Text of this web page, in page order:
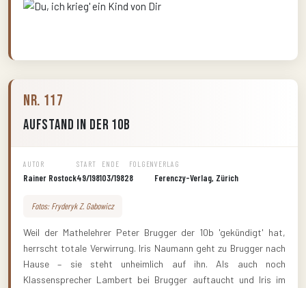
Nr. 117
Aufstand in der 10b
AUTOR
Rainer Rostock
START
49/1981
ENDE
03/1982
FOLGEN
8
VERLAG
Ferenczy-Verlag, Zürich
Fotos: Fryderyk Z. Gabowicz
Weil der Mathelehrer Peter Brugger der 10b 'gekündigt' hat,
herrscht totale Verwirrung. Iris Naumann geht zu Brugger nach
Hause – sie steht unheimlich auf ihn. Als auch noch
Klassensprecher Lambert bei Brugger auftaucht und Iris im